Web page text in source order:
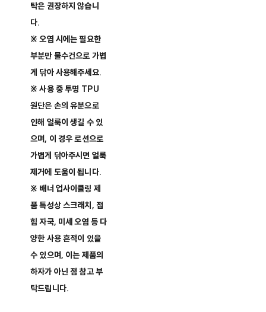
탁은 권장하지 않습니
다.
※ 오염 시에는 필요한
부분만 물수건으로 가볍
게 닦아 사용해주세요.
※ 사용 중 투명 TPU
원단은 손의 유분으로
인해 얼룩이 생길 수 있
으며, 이 경우 로션으로
가볍게 닦아주시면 얼룩
제거에 도움이 됩니다.
※ 배너 업사이클링 제
품 특성상 스크래치, 접
힘 자국, 미세 오염 등 다
양한 사용 흔적이 있을
수 있으며, 이는 제품의
하자가 아닌 점 참고 부
탁드립니다.